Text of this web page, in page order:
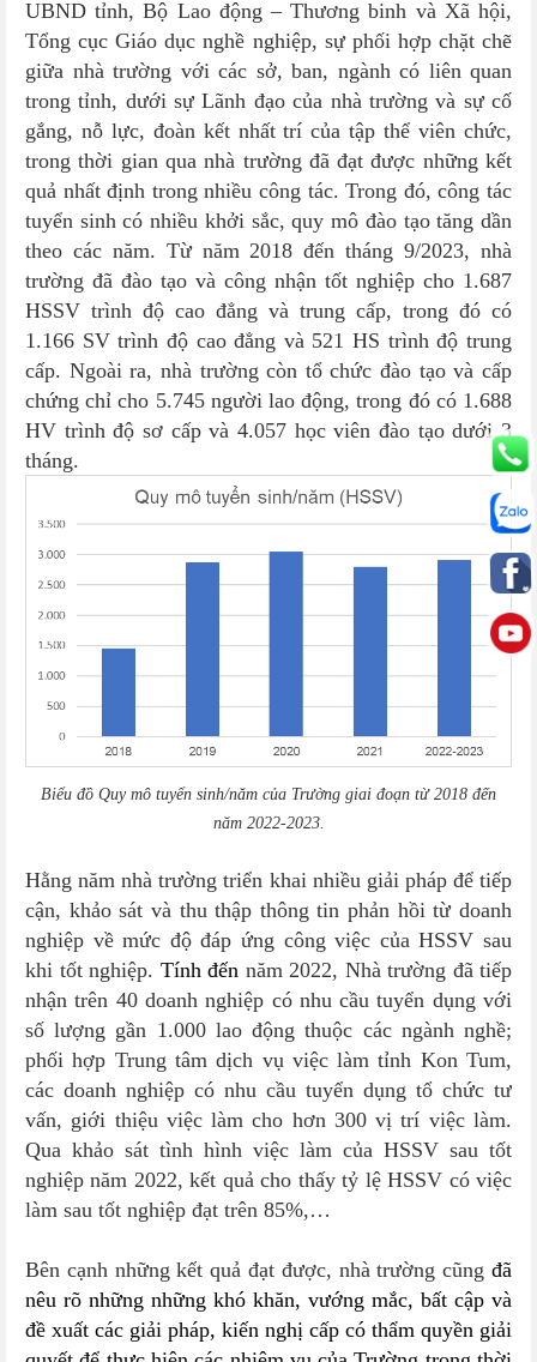
UBND tỉnh, Bộ Lao động – Thương binh và Xã hội,
Tổng cục Giáo dục nghề nghiệp, sự phối hợp chặt chẽ
giữa nhà trường với các sở, ban, ngành có liên quan
trong tỉnh, dưới sự Lãnh đạo của nhà trường và sự cố
gắng, nỗ lực, đoàn kết nhất trí của tập thể viên chức,
trong thời gian qua nhà trường đã đạt được những kết
quả nhất định trong nhiều công tác. Trong đó, công tác
tuyển sinh có nhiều khởi sắc, quy mô đào tạo tăng dần
theo các năm. Từ năm 2018 đến tháng 9/2023, nhà
trường đã đào tạo và công nhận tốt nghiệp cho 1.687
HSSV trình độ cao đẳng và trung cấp, trong đó có
1.166 SV trình độ cao đẳng và 521 HS trình độ trung
cấp. Ngoài ra, nhà trường còn tổ chức đào tạo và cấp
chứng chỉ cho 5.745 người lao động, trong đó có 1.688
HV trình độ sơ cấp và 4.057 học viên đào tạo dưới 3
tháng.
Biểu đồ Quy mô tuyển sinh/năm của Trường giai đoạn từ 2018 đến
năm 2022-2023.
Hằng năm nhà trường triển khai nhiều giải pháp để tiếp
cận, khảo sát và thu thập thông tin phản hồi từ doanh
nghiệp về mức độ đáp ứng công việc của HSSV sau
khi tốt nghiệp. Tính đến năm 2022, Nhà trường đã tiếp
nhận trên 40 doanh nghiệp có nhu cầu tuyển dụng với
số lượng gần 1.000 lao động thuộc các ngành nghề;
phối hợp Trung tâm dịch vụ việc làm tỉnh Kon Tum,
các doanh nghiệp có nhu cầu tuyển dụng tổ chức tư
vấn, giới thiệu việc làm cho hơn 300 vị trí việc làm.
Qua khảo sát tình hình việc làm của HSSV sau tốt
nghiệp năm 2022, kết quả cho thấy tỷ lệ HSSV có việc
làm sau tốt nghiệp đạt trên 85%,…
Bên cạnh những kết quả đạt được, nhà trường cũng đã
nêu rõ những những khó khăn, vướng mắc, bất cập và
đề xuất các giải pháp, kiến nghị cấp có thẩm quyền giải